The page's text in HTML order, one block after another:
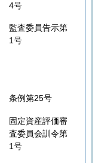
4号
監査委員告示第
1号
条例第25号
固定資産評価審
査委員会訓令第
1号